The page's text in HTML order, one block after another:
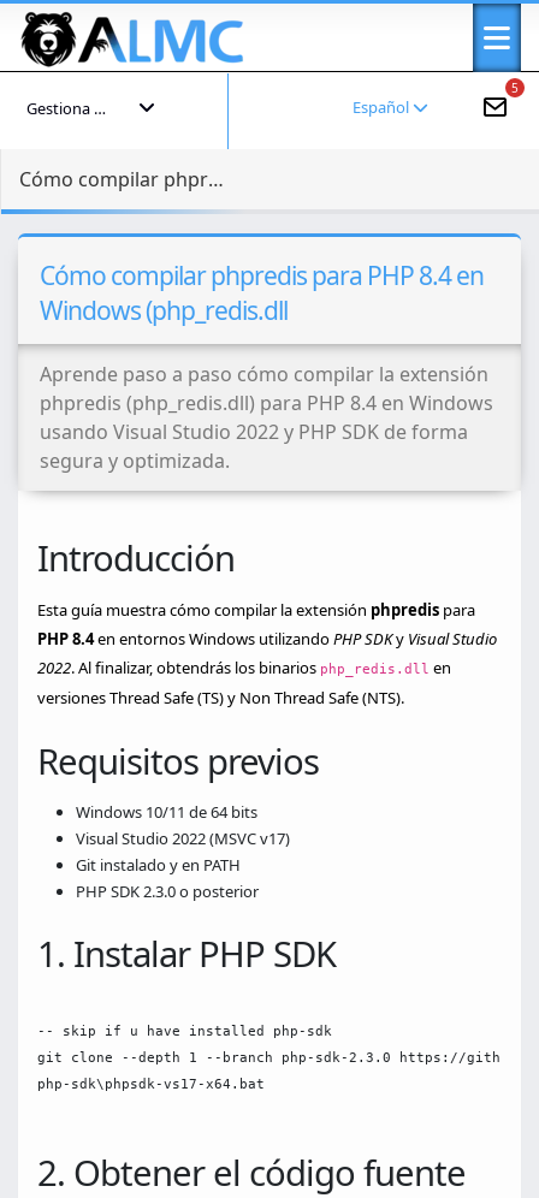
5
Español
Gestiona tu cuenta
Cómo compilar phpredis para PHP 8.4 en Windows (php_redis.dll
Cómo compilar phpredis para PHP 8.4 en
Windows (php_redis.dll
Aprende paso a paso cómo compilar la extensión
phpredis (php_redis.dll) para PHP 8.4 en Windows
usando Visual Studio 2022 y PHP SDK de forma
segura y optimizada.
Introducción
Esta guía muestra cómo compilar la extensión phpredis para
PHP 8.4en entornos Windows utilizandoPHP SDKy Visual Studio
2022. Al finalizar, obtendrás los binarios php_redis.dll en
versiones Thread Safe (TS) y Non Thread Safe (NTS).
Requisitos previos
Windows 10/11 de 64 bits
Visual Studio 2022 (MSVC v17)
Git instalado y en PATH
PHP SDK 2.3.0 o posterior
1. Instalar PHP SDK
-- skip if u have installed php-sdk
git clone --depth 1 --branch php-sdk-2.3.0 https://
php-sdk\phpsdk-vs17-x64.bat
2. Obtener el código fuente